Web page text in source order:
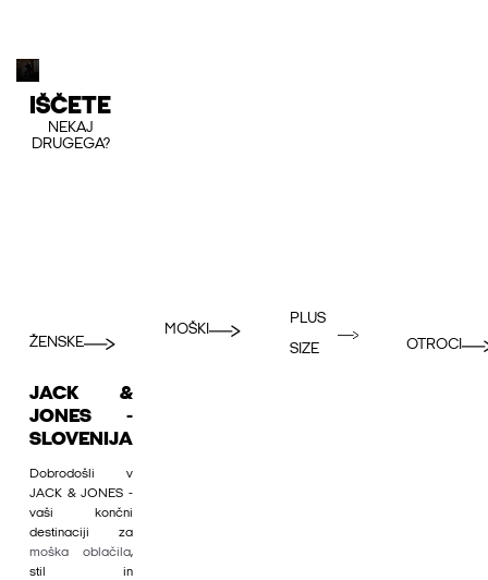
IŠČETE
NEKAJ
DRUGEGA?
ŽENSKE
MOŠKI
PLUS
SIZE
OTROCI
JACK &
JONES -
SLOVENIJA
Dobrodošli v
JACK & JONES -
vaši končni
destinaciji za
moška oblačila,
stil in